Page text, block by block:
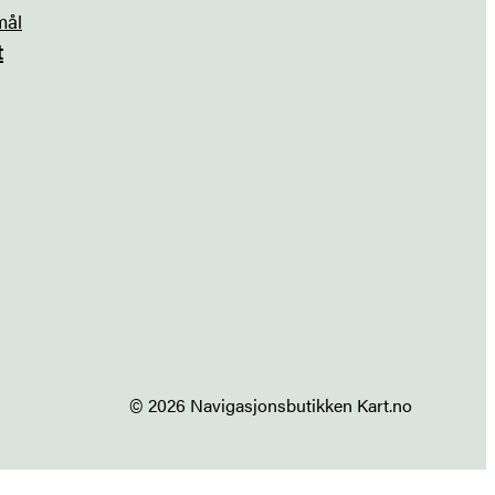
© 2026 Navigasjonsbutikken Kart.no